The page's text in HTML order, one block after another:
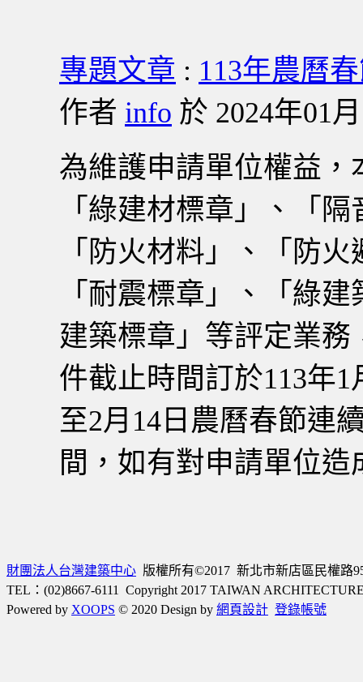
專題文章 : 113年農曆
作者 info 於 2024年01
為維護申請單位權益
「綠建材標章」、「
「防火材料」、「防
「耐震標章」、「綠
建築標章」等評定業
件截止時間訂於113年1
至2月14日農曆春節連
間，如有對申請單位
財團法人台灣建築中心 版權所有©2017 新北市新店區民權路
TEL：(02)8667-6111 Copyright 2017 TAIWAN
Powered by XOOPS © 2020 Design by 網頁設計 登錄帳號